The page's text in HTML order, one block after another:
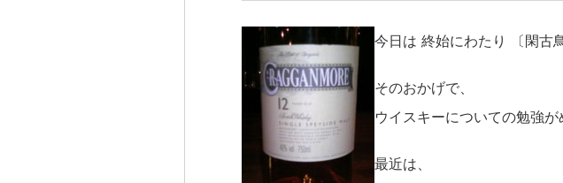
今日は 終始にわたり 〔閑古
そのおかげで、
ウイスキーについての勉強
最近は、